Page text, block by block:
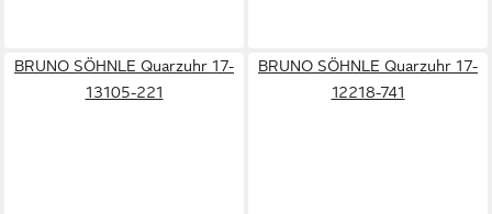
BRUNO SÖHNLE Quarzuhr 17-
13105-221
BRUNO SÖHNLE Quarzuhr 17-
12218-741